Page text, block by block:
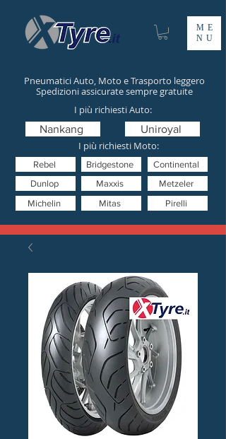
ME
NU
Pneumatici Auto, Moto e Trasporto leggero
Spedizioni assicurate sempre gratuite
I più richiesti Moto:
Mitas
Nankang
Pirelli
Uniroyal
Metzeler
Dunlop
Bridgestone Continental
Michelin
Rebel
I più richiesti Auto:
Maxxis